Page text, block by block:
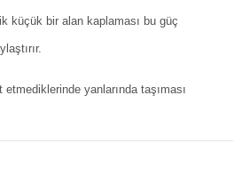
küçük bir alan kaplaması bu güç
yanlarında taşıması